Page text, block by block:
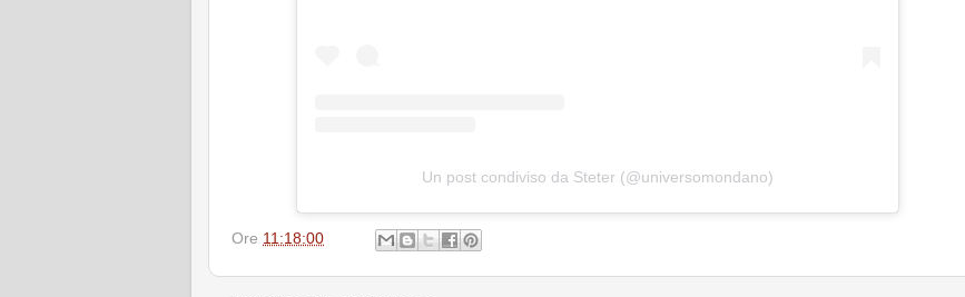
Un post condiviso da Steter (@universomondano)
Ore 11:18:00